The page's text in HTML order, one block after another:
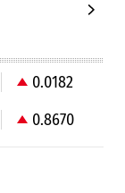
0.0182
0.8670